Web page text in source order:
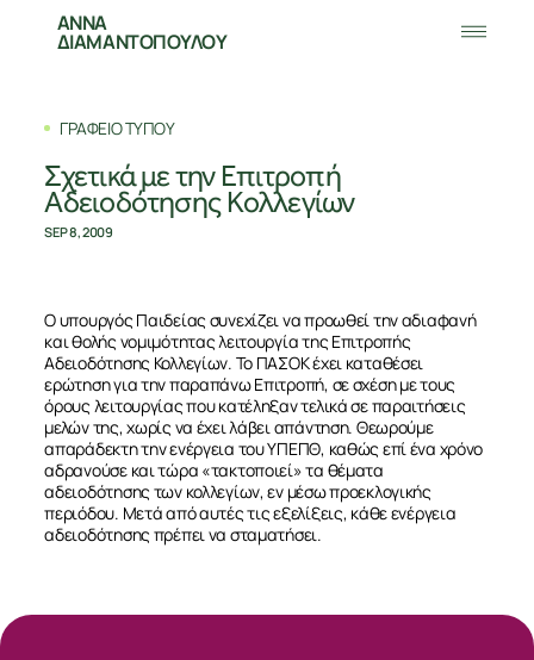
ΑΝΝΑ
ΔΙΑΜΑΝΤΟΠΟΥΛΟΥ
ΓΡΑΦΕΙΟ ΤΥΠΟΥ
Σχετικά με την Επιτροπή
Αδειοδότησης Κολλεγίων
SEP 8, 2009
Ο υπουργός Παιδείας συνεχίζει να προωθεί την αδιαφανή
και θολής νομιμότητας λειτουργία της Επιτροπής
Αδειοδότησης Κολλεγίων. Το ΠΑΣΟΚ έχει καταθέσει
ερώτηση για την παραπάνω Επιτροπή, σε σχέση με τους
όρους λειτουργίας που κατέληξαν τελικά σε παραιτήσεις
μελών της, χωρίς να έχει λάβει απάντηση. Θεωρούμε
απαράδεκτη την ενέργεια του ΥΠΕΠΘ, καθώς επί ένα χρόνο
αδρανούσε και τώρα «τακτοποιεί» τα θέματα
αδειοδότησης των κολλεγίων, εν μέσω προεκλογικής
περιόδου. Μετά από αυτές τις εξελίξεις, κάθε ενέργεια
αδειοδότησης πρέπει να σταματήσει.